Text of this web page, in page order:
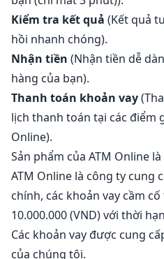
Kiểm tra kết quả (Kết quả
hồi nhanh chóng).
Nhận tiền (Nhận tiền dễ
hàng của bạn).
Thanh toán khoản vay
lịch thanh toán tại các điểm
Online).
Sản phẩm của ATM Online là
ATM Online là công ty cung
chính, các khoản vay cầm
10.000.000 (VND) với thời
Các khoản vay được cung
của chúng tôi.